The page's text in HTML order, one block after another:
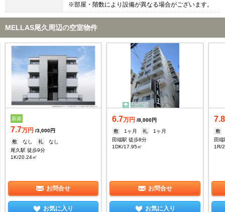
※部屋・階数により設備が異なる場合がございます。
MELLAS尾久周辺の空室物件
新築
7.7万円 /3,000円
敷
なし 礼
なし
尾久駅 徒歩9分
1K/20.24㎡
お問合せ
お気に入り
6.7万円 /8,000円
敷
1ヶ月 礼
1ヶ月
田端駅 徒歩8分
1DK/17.95㎡
お問合せ
お気に入り
7.8
敷
田
1R/